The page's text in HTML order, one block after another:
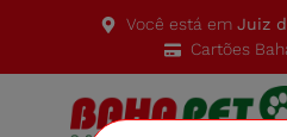
Você está em Juiz
Cartões